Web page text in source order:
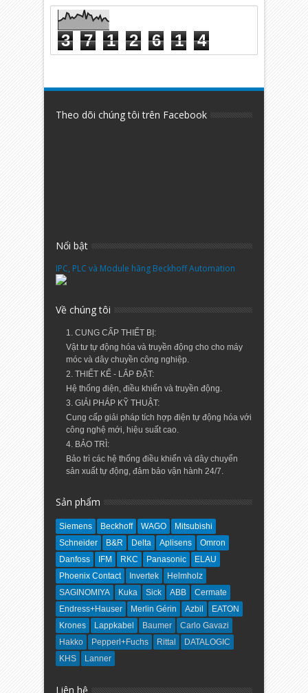
3 7 1 2 6 1 4
Theo dõi chúng tôi trên Facebook
Nổi bật
IPC, PLC và Module hãng Beckhoff Automation
Về chúng tôi
1. CUNG CẤP THIẾT BỊ:
Vật tư tự động hóa và truyền động cho cho máy
móc và dây chuyền công nghiệp.
2. THIẾT KẾ - LẮP ĐẶT:
Hệ thống điện, điều khiển và truyền động.
3. GIẢI PHÁP KỸ THUẬT:
Cung cấp giải pháp tích hợp điện tự động hóa với
công nghệ mới, hiệu suất cao.
4. BẢO TRÌ:
Bảo trì các hệ thống điều khiển và dây chuyển
sản xuất tự động, đảm bảo vận hành 24/7.
Sản phẩm
Siemens Beckhoff WAGO
Mitsubishi
Schneider
B&R Delta Aplisens
Omron
Danfoss
IFM RKC Panasonic
ELAU
Phoenix Contact
Invertek
Helmholz
SAGINOMIYA
Kuka Sick ABB
Cermate
Endress+Hauser
Merlin Gérin Azbil
EATON
Krones
Lappkabel Baumer
Carlo Gavazi
Hakko
Pepperl+Fuchs Rittal
DATALOGIC
KHS
Lanner
Liên hệ